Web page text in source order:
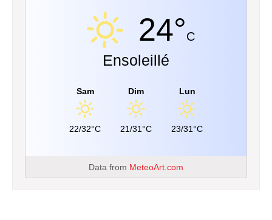
24°C
Ensoleillé
Sam
22/32°C
Dim
21/31°C
Lun
23/31°C
Data from MeteoArt.com